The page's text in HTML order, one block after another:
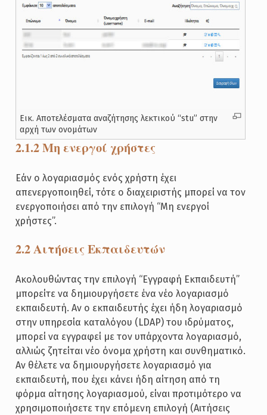
Εικ. Αποτελέσματα αναζήτησης λεκτικού “stu” στην
αρχή των ονομάτων
2.1.2 Μη ενεργοί χρήστες
Εάν ο λογαριασμός ενός χρήστη έχει
απενεργοποιηθεί, τότε ο διαχειριστής μπορεί να τον
ενεργοποιήσει από την επιλογή “Μη ενεργοί
χρήστες”.
2.2 Αιτήσεις Εκπαιδευτών
Ακολουθώντας την επιλογή “Εγγραφή Εκπαιδευτή”
μπορείτε να δημιουργήσετε ένα νέο λογαριασμό
εκπαιδευτή. Αν ο εκπαιδευτής έχει ήδη λογαριασμό
στην υπηρεσία καταλόγου (LDAP) του ιδρύματος,
μπορεί να εγγραφεί με τον υπάρχοντα λογαριασμό,
αλλιώς ζητείται νέο όνομα χρήστη και συνθηματικό.
Αν θέλετε να δημιουργήσετε λογαριασμό για
εκπαιδευτή, που έχει κάνει ήδη αίτηση από τη
φόρμα αίτησης λογαριασμού, είναι προτιμότερο να
χρησιμοποιήσετε την επόμενη επιλογή (Αιτήσεις